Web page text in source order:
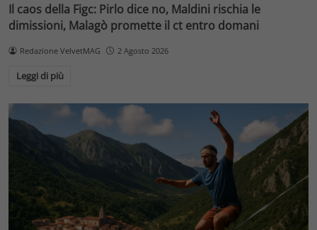
Il caos della Figc: Pirlo dice no, Maldini rischia le
dimissioni, Malagò promette il ct entro domani
Redazione VelvetMAG 2 Agosto 2026
Leggi di più